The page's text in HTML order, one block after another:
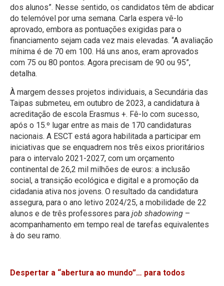
dos alunos”. Nesse sentido, os candidatos têm de abdicar
do telemóvel por uma semana. Carla espera vê-lo
aprovado, embora as pontuações exigidas para o
financiamento sejam cada vez mais elevadas. “A avaliação
mínima é de 70 em 100. Há uns anos, eram aprovados
com 75 ou 80 pontos. Agora precisam de 90 ou 95”,
detalha.
À margem desses projetos individuais, a Secundária das
Taipas submeteu, em outubro de 2023, a candidatura à
acreditação de escola Erasmus +. Fê-lo com sucesso,
após o 15.º lugar entre as mais de 170 candidaturas
nacionais. A ESCT está agora habilitada a participar em
iniciativas que se enquadrem nos três eixos prioritários
para o intervalo 2021-2027, com um orçamento
continental de 26,2 mil milhões de euros: a inclusão
social, a transição ecológica e digital e a promoção da
cidadania ativa nos jovens. O resultado da candidatura
assegura, para o ano letivo 2024/25, a mobilidade de 22
alunos e de três professores para job shadowing –
acompanhamento em tempo real de tarefas equivalentes
à do seu ramo.
Despertar a “abertura ao mundo”… para todos